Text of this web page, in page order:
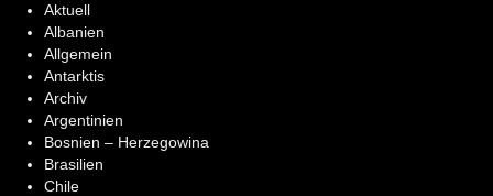
Aktuell
Albanien
Allgemein
Antarktis
Archiv
Argentinien
Bosnien – Herzegowina
Brasilien
Chile